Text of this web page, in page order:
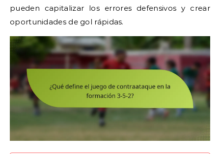
pueden capitalizar los errores defensivos y crear
oportunidades de gol rápidas.